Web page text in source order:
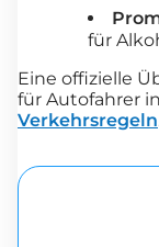
für
Eine offizielle
für Autofahrer
Verkehrsregeln